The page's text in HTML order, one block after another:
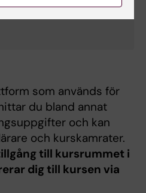
som används för
du bland annat
och kan
och kurskamrater.
till kursrummet i
dig till kursen via